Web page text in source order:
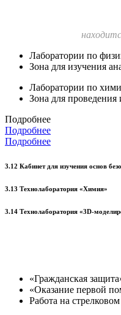
Лаборатории по
Зона для изучения
Лаборатории по
Зона для проведения
Подробнее
Подробнее
Подробнее
3.12 Кабинет для изучения основ
3.13 Технолаборатория «Химия»
3.14 Технолаборатория «3D-
«Гражданская
«Оказание первой
Работа на